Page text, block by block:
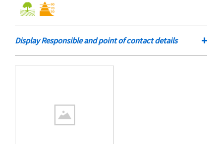
Display Responsible and point of contact details +